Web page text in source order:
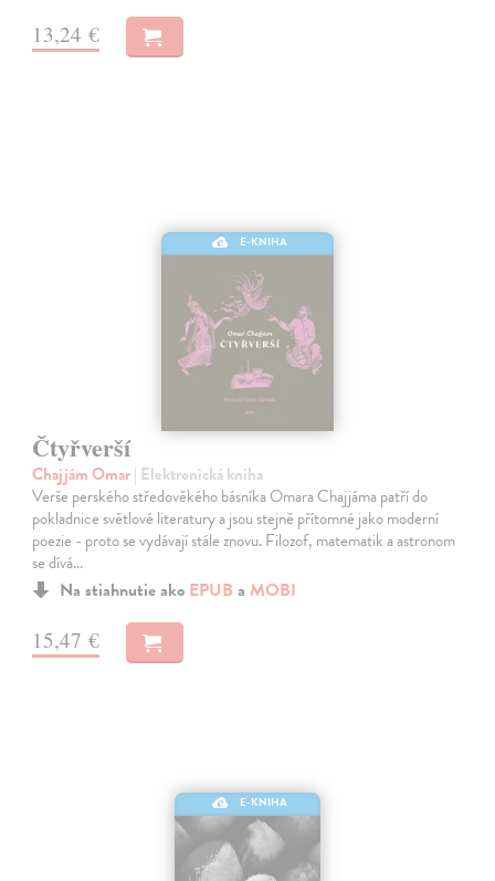
13,24 €
E-KNIHA
Čtyřverší
Chajjám Omar| Elektronická kniha
Verše perského středověkého básníka Omara Chajjáma patří do
pokladnice světlové literatury a jsou stejně přítomné jako moderní
poezie - proto se vydávají stále znovu. Filozof, matematik a astronom
se dívá…
Na stiahnutie ako EPUB a MOBI
15,47 €
E-KNIHA